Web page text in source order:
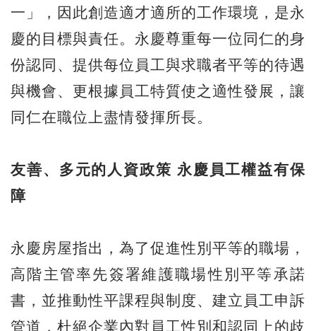
一」，因此創造適才適所的工作環境，是永
慶的目標與責任。永慶尊重每一位同仁的身
份認同、提供每位員工與求職者平等的待遇
與機會、更根據員工特質使之適性發展，讓
同仁在職位上盡情發揮所長。
友善、多元的人資政策 永慶員工權益有保
障
永慶房屋指出，為了促進性別平等的職場，
高階主管率先簽署維護職場性別平等承諾
書，並推動性平課程與制度、建立員工申訴
管道，杜絕企業內對員工性別和認同上的歧